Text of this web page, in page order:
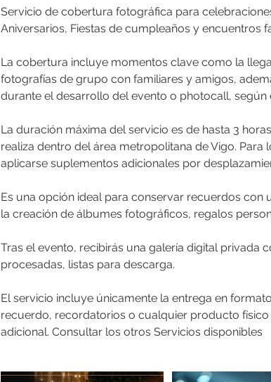
Servicio de cobertura fotográfica para
Aniversarios, Fiestas de cumpleaños y encuentros
La cobertura incluye momentos clave como la
fotografías de grupo con familiares y amigos,
durante el desarrollo del evento o photocall, según
La duración máxima del servicio es de hasta 3
realiza dentro del área metropolitana de Vigo.
aplicarse suplementos adicionales por
Es una opción ideal para conservar recuerdos con
la creación de álbumes fotográficos, regalos
Tras el evento, recibirás una galería digital privada
procesadas, listas para descarga.
El servicio incluye únicamente la entrega en
recuerdo, recordatorios o cualquier producto
adicional. Consultar los otros Servicios disponibles